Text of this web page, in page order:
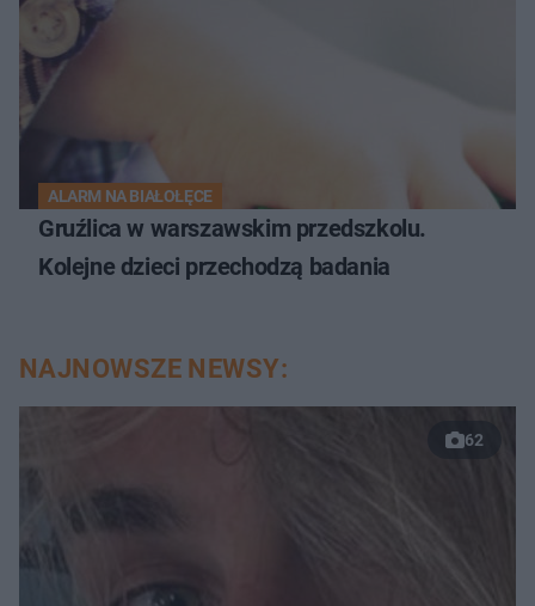
ALARM NA BIAŁOŁĘCE
Gruźlica w warszawskim przedszkolu.
Kolejne dzieci przechodzą badania
NAJNOWSZE NEWSY:
62